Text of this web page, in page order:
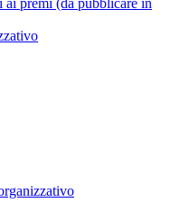
ai premi (da pubblicare in